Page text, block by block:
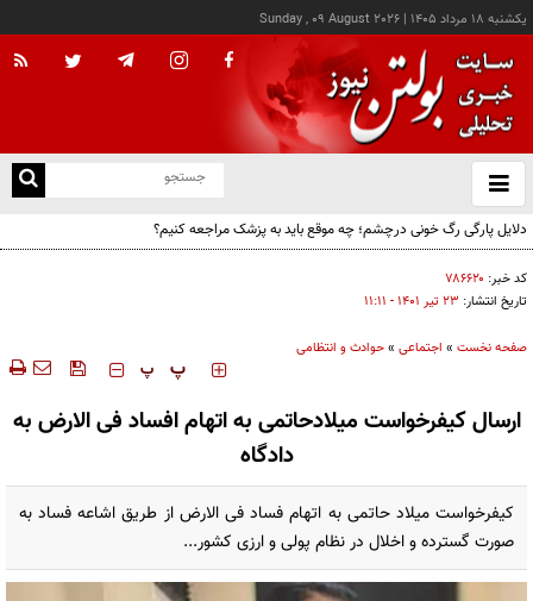
يکشنبه ۱۸ مرداد ۱۴۰۵ |
Sunday , 09 August 2026
باز
و
دلایل پارگی رگ خونی درچشم؛ چه موقع باید به پزشک مراجعه کنیم؟
کد خبر: ۷۸۶۶۲۰
تاریخ انتشار: ۲۳ تير ۱۴۰۱ - ۱۱:۱۱
صفحه نخست » اجتماعی »حوادث و انتظامی
‍‍‍ پ پ
ارسال کیفرخواست میلادحاتمی به اتهام افساد فی الارض به
دادگاه
کیفرخواست میلاد حاتمی به اتهام فساد فی الارض از طریق اشاعه فساد به
صورت گسترده و اخلال در نظام پولی و ارزی کشور...